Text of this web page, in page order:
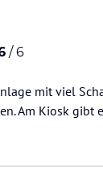
/ 6
mit viel
Am Kiosk gibt